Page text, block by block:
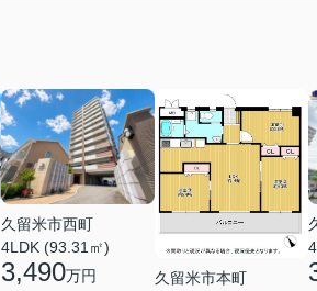
久留米市西町
4LDK (93.31㎡)
3,490万円
久留米市本町